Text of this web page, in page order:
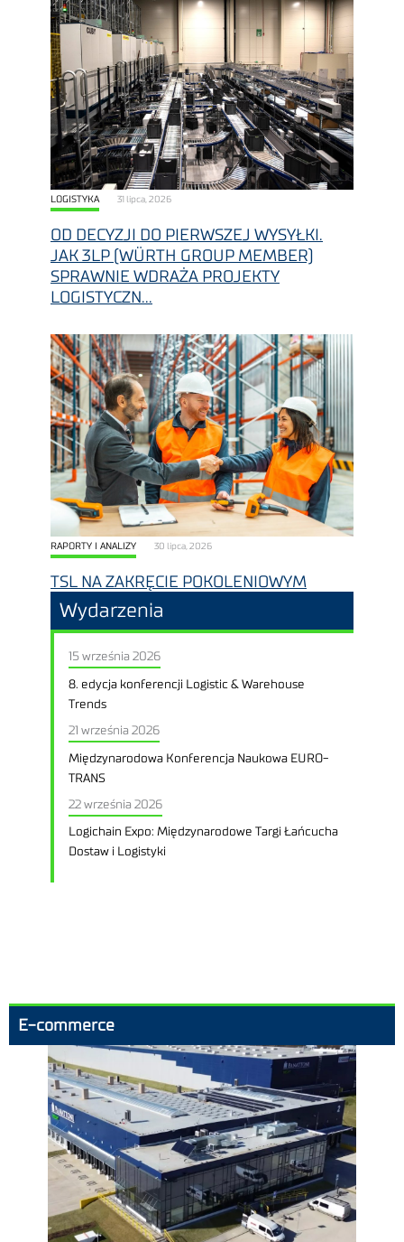
LOGISTYKA 31 lipca, 2026
OD DECYZJI DO PIERWSZEJ WYSYŁKI.
JAK 3LP (WÜRTH GROUP MEMBER)
SPRAWNIE WDRAŻA PROJEKTY
LOGISTYCZN...
Wydarzenia
RAPORTY I ANALIZY 30 lipca, 2026
TSL NA ZAKRĘCIE POKOLENIOWYM
15 września 2026
8. edycja konferencji Logistic & Warehouse
Trends
21 września 2026
Międzynarodowa Konferencja Naukowa EURO-
TRANS
22 września 2026
Logichain Expo: Międzynarodowe Targi Łańcucha
Dostaw i Logistyki
E-commerce